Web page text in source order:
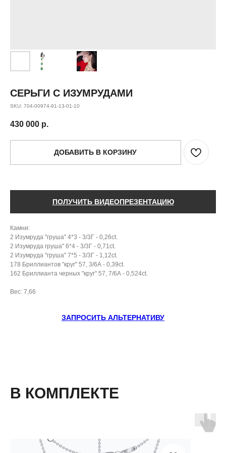
СЕРЬГИ С ИЗУМРУДАМИ
SKU: 704-00974-91-13-01-10
430 000 р.
ДОБАВИТЬ В КОРЗИНУ
ПОЛУЧИТЬ ВИДЕОПРЕЗЕНТАЦИЮ
Камни:
2 Изумруда "груша" 4*3 - 3/3Г - 0,26ct.
2 Изумруда груша" 6*4 - 3/3Г - 0,71ct.
2 Изумруда "груша" 7*5 - 3/3Г - 1,12ct.
178 Бриллиантов "круг" 57, 3/6А - 0,39ct.
162 Бриллианта черных "круг" 57, 7/6А - 0,524ct.
Вес: 7,66
ЗАПРОСИТЬ АЛЬТЕРНАТИВУ
В КОМПЛЕКТЕ